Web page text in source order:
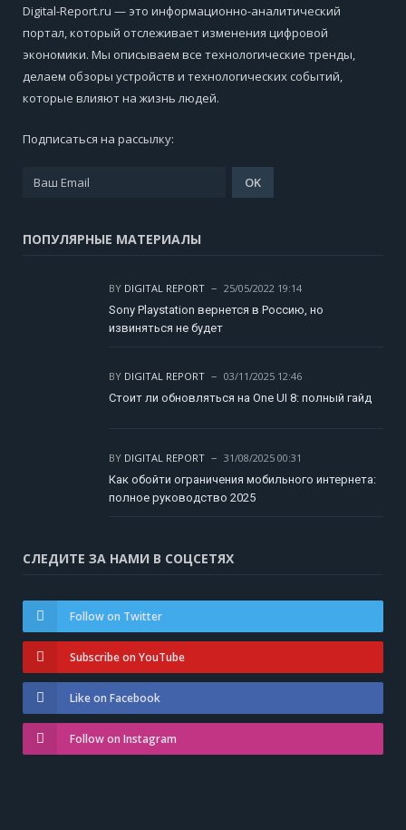
Digital-Report.ru — это информационно-аналитический
портал, который отслеживает изменения цифровой
экономики. Мы описываем все технологические тренды,
делаем обзоры устройств и технологических событий,
которые влияют на жизнь людей.
Подписаться на рассылку:
ПОПУЛЯРНЫЕ МАТЕРИАЛЫ
BY DIGITAL REPORT
25/05/2022 19:14
Sony Playstation вернется в Россию, но
извиняться не будет
BY DIGITAL REPORT
03/11/2025 12:46
Стоит ли обновляться на One UI 8: полный гайд
BY DIGITAL REPORT
31/08/2025 00:31
Как обойти ограничения мобильного интернета:
полное руководство 2025
СЛЕДИТЕ ЗА НАМИ В СОЦСЕТЯХ
Follow on Twitter
Subscribe on YouTube
Like on Facebook
Follow on Instagram